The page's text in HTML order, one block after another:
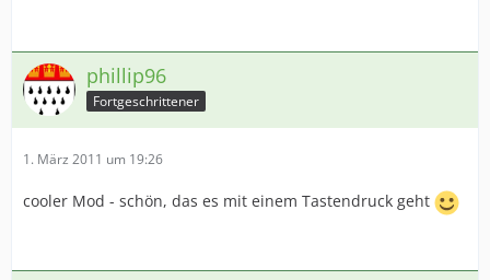
phillip96
Fortgeschrittener
1. März 2011 um 19:26
cooler Mod - schön, das es mit einem Tastendruck geht